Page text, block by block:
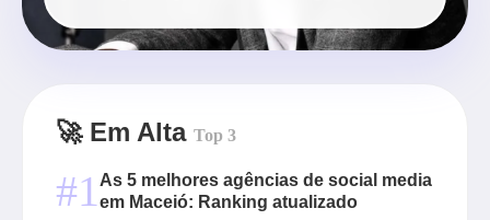
🚀 Em Alta Top 3
#1As 5 melhores agências de social media
em Maceió: Ranking atualizado